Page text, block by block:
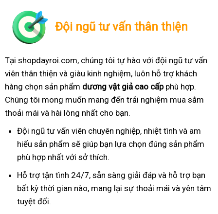
Đội ngũ tư vấn thân thiện
Tại shopdayroi.com, chúng tôi tự hào với đội ngũ tư vấn
viên thân thiện và giàu kinh nghiệm, luôn hỗ trợ khách
hàng chọn sản phẩm dương vật giả cao cấpphù hợp.
Chúng tôi mong muốn mang đến trải nghiệm mua sắm
thoải mái và hài lòng nhất cho bạn.
Đội ngũ tư vấn viên chuyên nghiệp, nhiệt tình và am
hiểu sản phẩm sẽ giúp bạn lựa chọn đúng sản phẩm
phù hợp nhất với sở thích.
Hỗ trợ tận tình 24/7, sẵn sàng giải đáp và hỗ trợ bạn
bất kỳ thời gian nào, mang lại sự thoải mái và yên tâm
tuyệt đối.